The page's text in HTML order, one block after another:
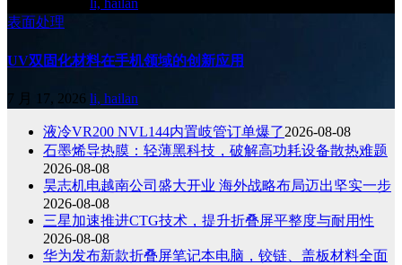
li, hailan
表面处理
UV双固化材料在手机领域的创新应用
7 月 17, 2026 li, hailan
液冷VR200 NVL144内置岐管订单爆了2026-08-08
石墨烯导热膜：轻薄黑科技，破解高功耗设备散热难题
2026-08-08
昊志机电越南公司盛大开业 海外战略布局迈出坚实一步
2026-08-08
三星加速推进CTG技术，提升折叠屏平整度与耐用性
2026-08-08
华为发布新款折叠屏笔记本电脑，铰链、盖板材料全面